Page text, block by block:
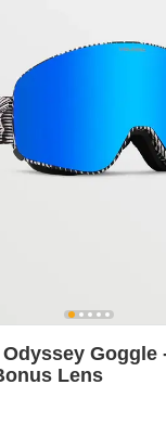
Goggle
Lens